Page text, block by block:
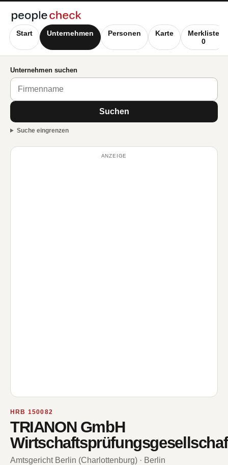
Start Unternehmen Personen Karte
Merkliste
0
Unternehmen suchen
Suchen
Suche eingrenzen
ANZEIGE
HRB 150082
TRIANON GmbH
Amtsgericht Berlin (Charlottenburg) · Berlin